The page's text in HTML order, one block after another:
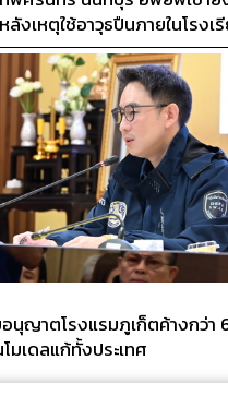
งเหตุใช้อาวุธปืนภายในโรงเ
อนุญาตโรงแรมภูเก็ตค้างกว่า
มเดลแก้ทั้งประเทศ